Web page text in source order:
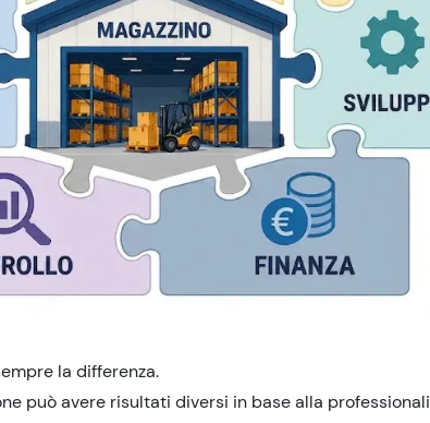
la differenza.
può avere risultati diversi in base alla